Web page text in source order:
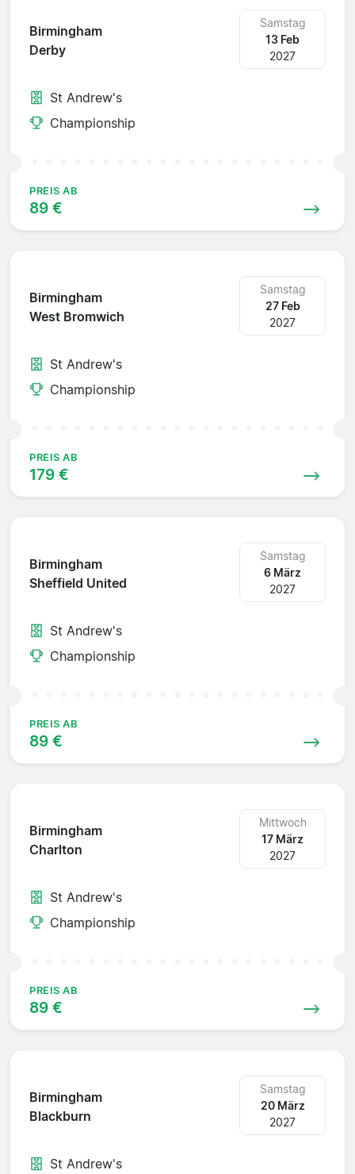
Birmingham
Derby
Samstag
13 Feb
2027
St Andrew's
Championship
PREIS AB
89 €
Birmingham
West Bromwich
Samstag
27 Feb
2027
St Andrew's
Championship
PREIS AB
179 €
Birmingham
Sheffield United
Samstag
6 März
2027
St Andrew's
Championship
PREIS AB
89 €
Birmingham
Charlton
Mittwoch
17 März
2027
St Andrew's
Championship
PREIS AB
89 €
Birmingham
Blackburn
Samstag
20 März
2027
St Andrew's